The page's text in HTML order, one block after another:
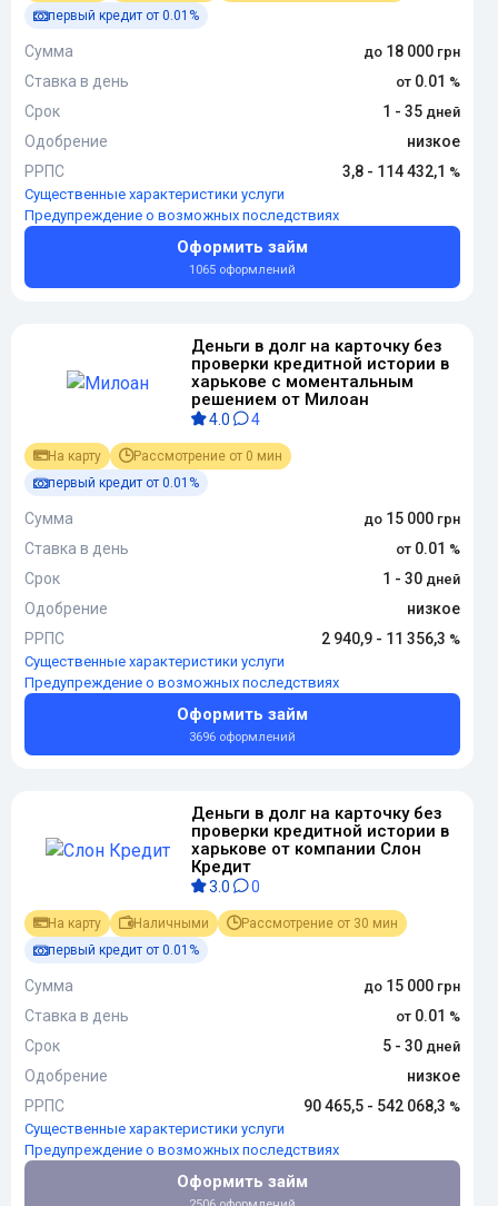
первый кредит от 0.01%
Сумма
18 000
Ставка в день
0.01
Срок
1 - 35
Одобрение
низкое
РРПС
3,8 - 114 432,1
Существенные характеристики услуги
Предупреждение о возможных последствиях
Оформить займ
1065 оформлений
Деньги в долг на карточку без
проверки кредитной истории в
харькове с моментальным
решением от Милоан
4.0 4
На карту
Рассмотрение от 0 мин
первый кредит от 0.01%
Сумма
15 000
Ставка в день
0.01
Срок
1 - 30
Одобрение
низкое
РРПС
2 940,9 - 11 356,3
Существенные характеристики услуги
Предупреждение о возможных последствиях
Оформить займ
3696 оформлений
Деньги в долг на карточку без
проверки кредитной истории в
харькове от компании Слон
Кредит
3.0 0
На карту Наличными
Рассмотрение от 30 мин
первый кредит от 0.01%
Сумма
15 000
Ставка в день
0.01
Срок
5 - 30
Одобрение
низкое
РРПС
90 465,5 - 542 068,3
Существенные характеристики услуги
Предупреждение о возможных последствиях
Оформить займ